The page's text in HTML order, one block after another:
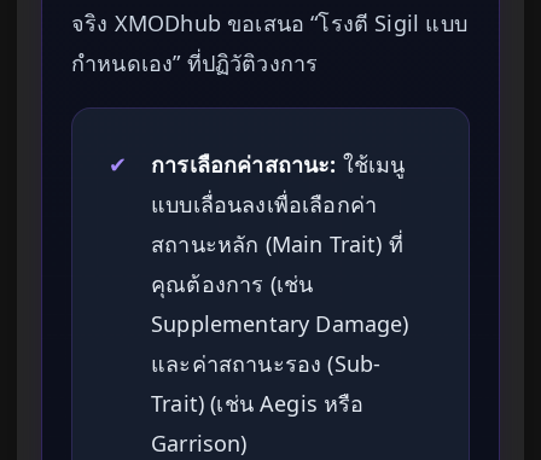
จริง XMODhub ขอเสนอ “โรงตี Sigil แบบ
กำหนดเอง” ที่ปฏิวัติวงการ
✔ การเลือกค่าสถานะ: ใช้เมนู
แบบเลื่อนลงเพื่อเลือกค่า
สถานะหลัก (Main Trait) ที่
คุณต้องการ (เช่น
Supplementary Damage)
และค่าสถานะรอง (Sub-
Trait) (เช่น Aegis หรือ
Garrison)